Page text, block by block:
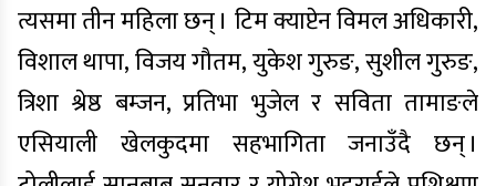
त्यसमा तीन महिला छन् । टिम क्याप्टेन विमल अधिकारी,
विशाल थापा, विजय गौतम, युकेश गुरुङ, सुशील गुरुङ,
त्रिशा श्रेष्ठ बम्जन, प्रतिभा भुजेल र सविता तामाङले
एसियाली खेलकुदमा सहभागिता जनाउँदै छन् ।